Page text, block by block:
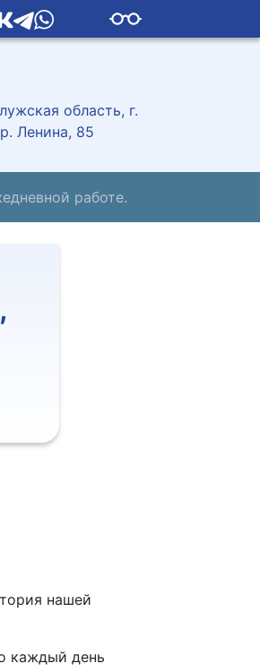
область, г.
Ленина, 85
работе.
нашей
каждый день